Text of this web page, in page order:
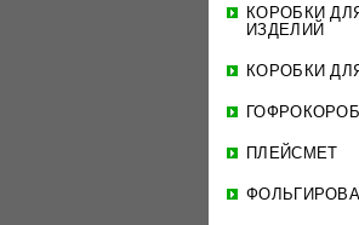
КОРОБКИ
ИЗДЕЛИЙ
КОРОБКИ
ПЛЕЙСМЕТ